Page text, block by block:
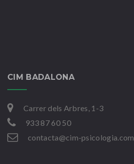
CIM BADALONA
Carrer dels Arbres, 1-3
933 87 60 50
contacta@cim-psicologia.com